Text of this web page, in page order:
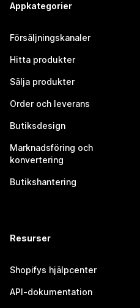
Appkategorier
Försäljningskanaler
Hitta produkter
Sälja produkter
Order och leverans
Butiksdesign
Marknadsföring och
konvertering
Butikshantering
Resurser
Shopifys hjälpcenter
API-dokumentation